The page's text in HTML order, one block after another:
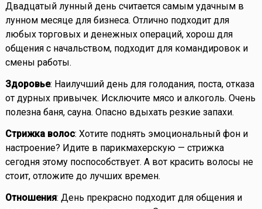
Двадцатый лунный день считается самым удачным в
лунном месяце для бизнеса. Отлично подходит для
любых торговых и денежных операций, хорош для
общения с начальством, подходит для командировок и
смены работы.
Здоровье: Наилучший день для голодания, поста, отказа
от дурных привычек. Исключите мясо и алкоголь. Очень
полезна баня, сауна. Опасно вдыхать резкие запахи.
Стрижка волос: Хотите поднять эмоциональный фон и
настроение? Идите в парикмахерскую — стрижка
сегодня этому поспособствует. А вот красить волосы не
стоит, отложите до лучших времен.
Отношения: День прекрасно подходит для общения и